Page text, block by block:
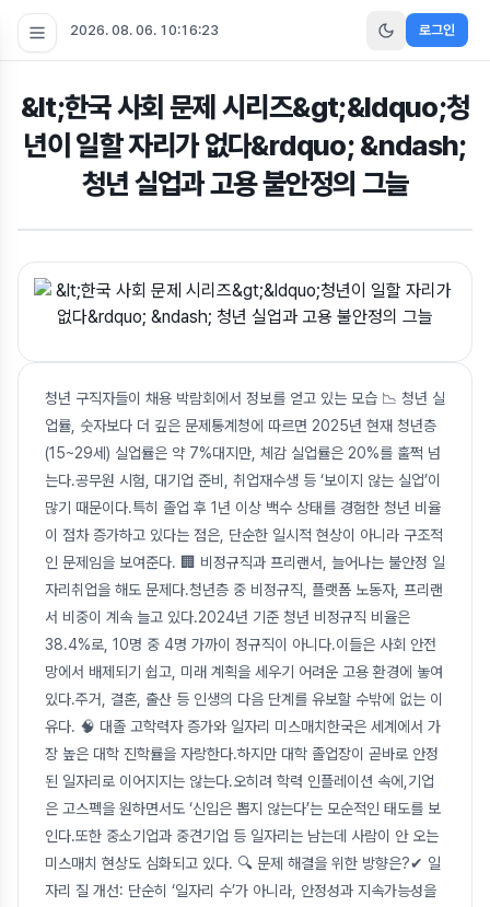
2026. 08. 06. 10:16:24 로그인
&lt;한국 사회 문제 시리즈&gt;&ldquo;청
년이 일할 자리가 없다&rdquo; &ndash;
청년 실업과 고용 불안정의 그늘
청년 구직자들이 채용 박람회에서 정보를 얻고 있는 모습 📉 청년 실
업률, 숫자보다 더 깊은 문제통계청에 따르면 2025년 현재 청년층
(15~29세) 실업률은 약 7%대지만, 체감 실업률은 20%를 훌쩍 넘
는다.공무원 시험, 대기업 준비, 취업재수생 등 ‘보이지 않는 실업’이
많기 때문이다.특히 졸업 후 1년 이상 백수 상태를 경험한 청년 비율
이 점차 증가하고 있다는 점은, 단순한 일시적 현상이 아니라 구조적
인 문제임을 보여준다. 🏢 비정규직과 프리랜서, 늘어나는 불안정 일
자리취업을 해도 문제다.청년층 중 비정규직, 플랫폼 노동자, 프리랜
서 비중이 계속 늘고 있다.2024년 기준 청년 비정규직 비율은
38.4%로, 10명 중 4명 가까이 정규직이 아니다.이들은 사회 안전
망에서 배제되기 쉽고, 미래 계획을 세우기 어려운 고용 환경에 놓여
있다.주거, 결혼, 출산 등 인생의 다음 단계를 유보할 수밖에 없는 이
유다. 🧠 대졸 고학력자 증가와 일자리 미스매치한국은 세계에서 가
장 높은 대학 진학률을 자랑한다.하지만 대학 졸업장이 곧바로 안정
된 일자리로 이어지지는 않는다.오히려 학력 인플레이션 속에,기업
은 고스펙을 원하면서도 ‘신입은 뽑지 않는다’는 모순적인 태도를 보
인다.또한 중소기업과 중견기업 등 일자리는 남는데 사람이 안 오는
미스매치 현상도 심화되고 있다. 🔍 문제 해결을 위한 방향은?✔ 일
자리 질 개선: 단순히 ‘일자리 수’가 아니라, 안정성과 지속가능성을